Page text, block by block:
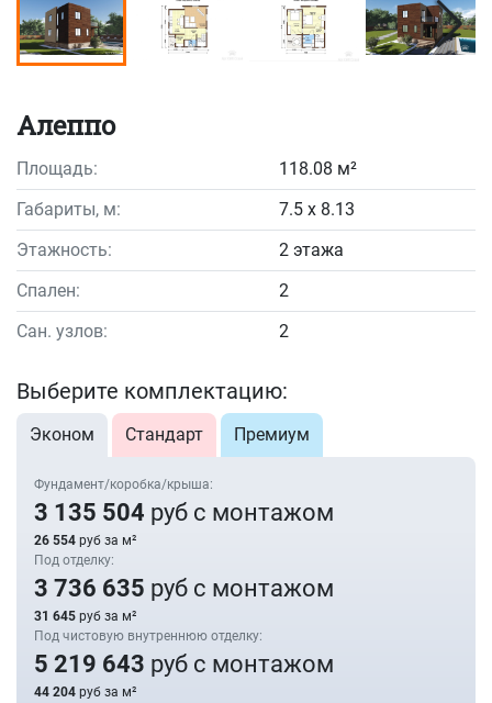
Алеппо
Площадь:
118.08 м²
Габариты, м:
7.5 x 8.13
Этажность:
2 этажа
Спален:
2
Сан. узлов:
2
Выберите комплектацию:
Эконом Стандарт Премиум
Фундамент/коробка/крыша:
3 135 504 руб с монтажом
26 554 руб за м²
Под отделку:
3 736 635 руб с монтажом
31 645 руб за м²
Под чистовую внутреннюю отделку:
5 219 643 руб с монтажом
44 204 руб за м²